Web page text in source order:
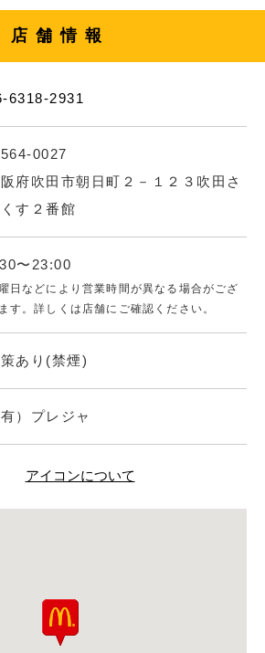
店舗情報
6318-2931
0027
府吹田市朝日町２－１２３吹田さ
す２番館
〜23:00
日などにより営業時間が異なる場合がござ
す。詳しくは店舗にご確認ください。
あり(禁煙)
有）プレジャ
アイコンについて